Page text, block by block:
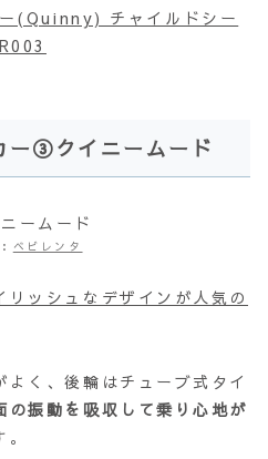
(Quinny) チャイルドシー
ー③クイニームード
ベビレンタ
リッシュなデザインが人気の
く、後輪はチューブ式タイ
の振動を吸収して乗り心地が